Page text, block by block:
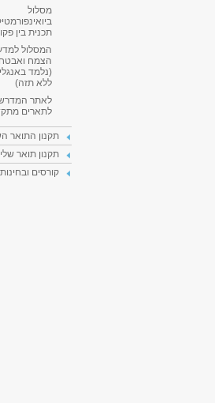
מסלול
תכנית בין
המסלול
הצמח
(נלמד
ללא תזה)
לאתר
לתארים
תקנון התואר
תקנון תואר
קורסים ובחינות